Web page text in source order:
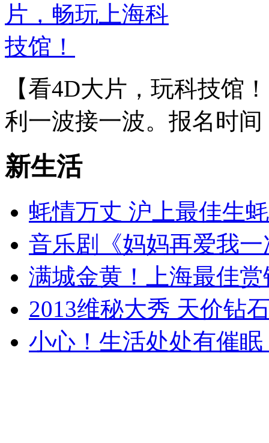
【看4D大片，玩科技馆
利一波接一波。报名时
新生活
蚝情万丈 沪上最佳生
音乐剧《妈妈再爱我一
满城金黄！上海最佳
2013维秘大秀 天价钻
小心！生活处处有催眠